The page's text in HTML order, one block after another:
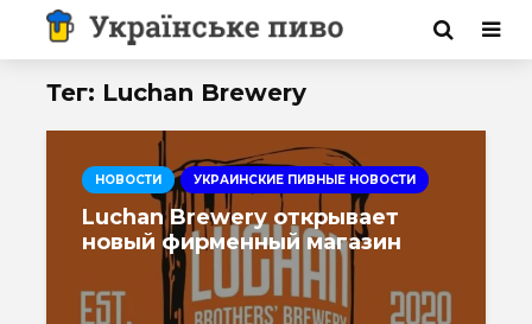
Тег: Luchan Brewery
НОВОСТИ УКРАИНСКИЕ ПИВНЫЕ НОВОСТИ
Luchan Brewery открывает
новый фирменный магазин